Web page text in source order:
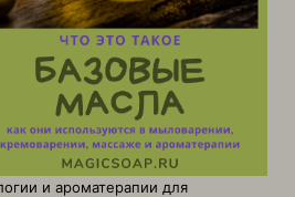
и ароматерапии для